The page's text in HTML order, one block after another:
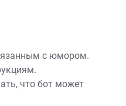
с юмором.
что бот может